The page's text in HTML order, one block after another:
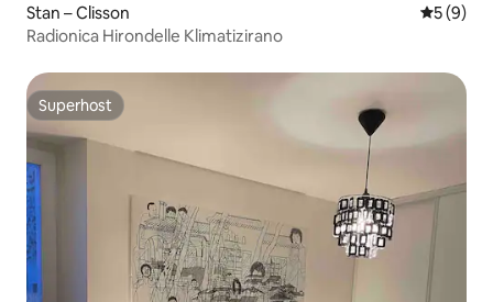
Stan – Clisson
5 (9)
Radionica Hirondelle Klimatizirano
Superhost
Superhost